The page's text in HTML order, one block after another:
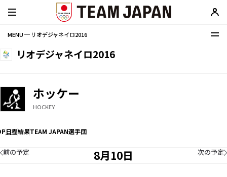
MENU ─ リオデジャネイロ2016
リオデジャネイロ2016
ホッケー
HOCKEY
日程結果TEAM JAPAN選手団
8月10日
前の予定 次の予定